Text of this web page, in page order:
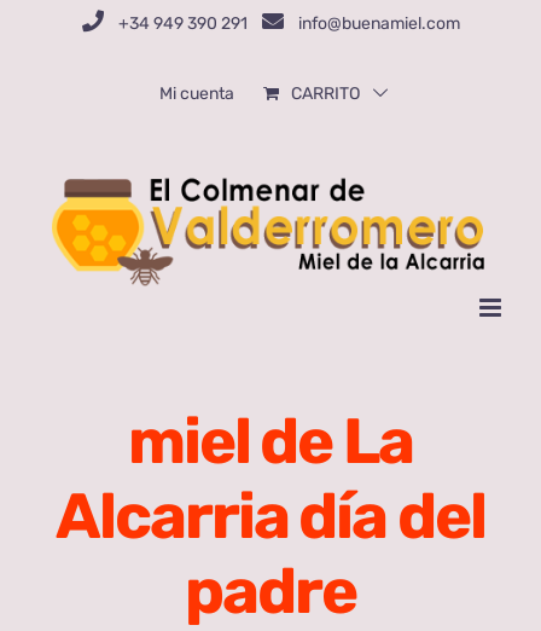
+34 949 390 291 info@buenamiel.com
Mi cuenta CARRITO
miel de La
Alcarria día del
padre